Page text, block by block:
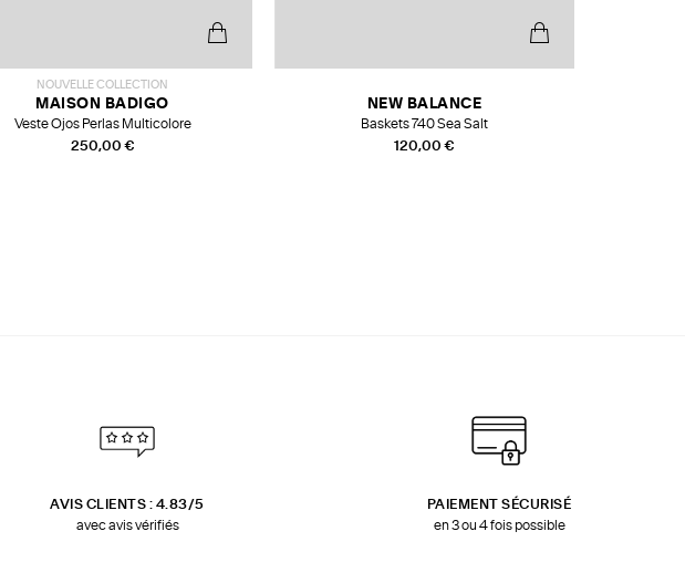
NOUVELLE COLLECTION
250,00 €
MAISON BADIGO
Veste Ojos Perlas Multicolore
120,00 €
NEW BALANCE
Baskets 740 Sea Salt
AVIS CLIENTS : 4.83/5
avec avis vérifiés
PAIEMENT SÉCURISÉ
en 3 ou 4 fois possible